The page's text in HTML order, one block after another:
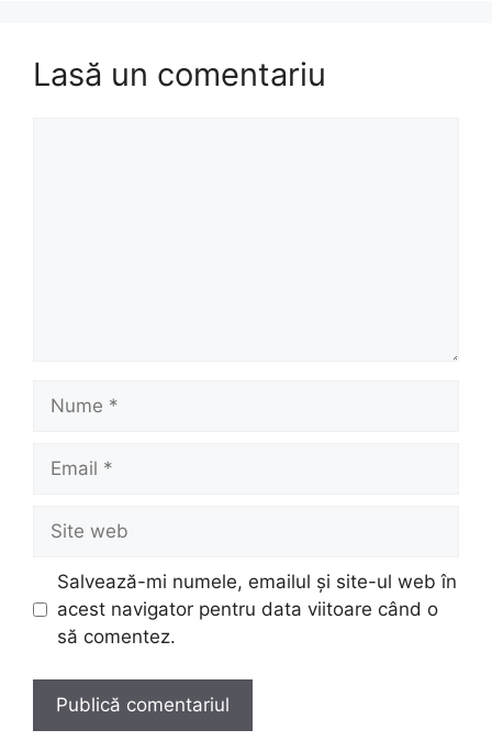
Lasă un comentariu
Nume
Email
Site
web
Salvează-mi numele, emailul și site-ul web în
acest navigator pentru data viitoare când o
să comentez.